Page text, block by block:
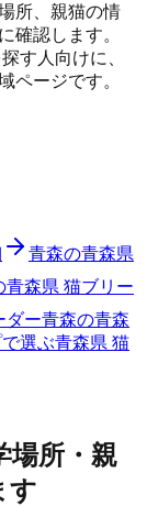
所、親猫の情
確認します。
す人向けに、
ページです。
青森の青森県
青森県 猫ブリー
ダー青森の青森
選ぶ青森県 猫
場所・親
す